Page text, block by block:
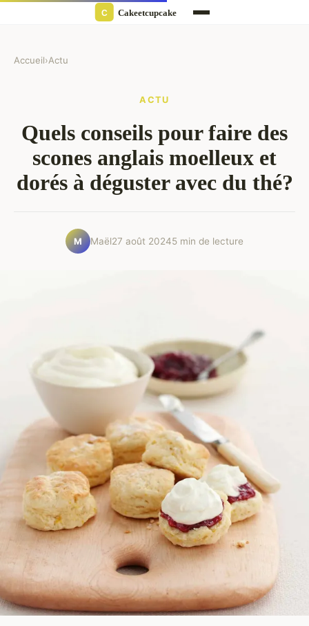
Accueil›Actu
ACTU
Quels conseils pour faire des
scones anglais moelleux et
dorés à déguster avec du thé?
M Maël27 août 20245 min de lecture